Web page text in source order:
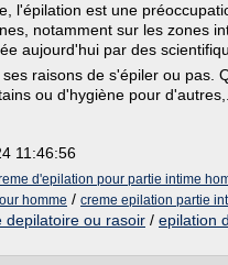
l'épilation est une
notamment sur les zones
aujourd'hui par des
raisons de s'épiler ou pas.
ou d'hygiène pour
11:46:56
d'epilation pour partie intime
homme / creme epilation partie
depilatoire ou rasoir / epilation